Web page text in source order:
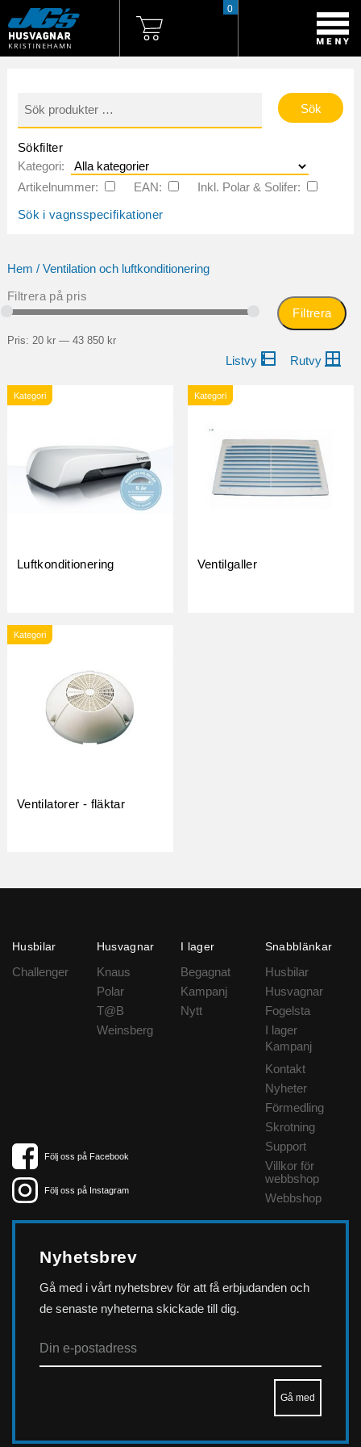
0
efter:
Sökfilter
Kategori:
Artikelnummer:
EAN:
Inkl. Polar & Solifer:
Sök i vagnsspecifikationer
Hem / Ventilation och luftkonditionering
Filtrera på pris
Filtrera
Pris: 20 kr— 43 850 kr
Kategori
Luftkonditionering
Kategori
Ventilgaller
Kategori
Ventilatorer - fläktar
Husbilar
Challenger
Husvagnar
Knaus
Polar
T@B
Weinsberg
I lager
Begagnat
Kampanj
Nytt
Snabblänkar
Husbilar
Husvagnar
Fogelsta
I lager
Kampanj
Kontakt
Nyheter
Förmedling
Skrotning
Support
Villkor för
webbshop
Webbshop
Följ oss på Facebook
Följ oss på Instagram
Nyhetsbrev
Gå med i vårt nyhetsbrev för att få erbjudanden och
de senaste nyheterna skickade till dig.